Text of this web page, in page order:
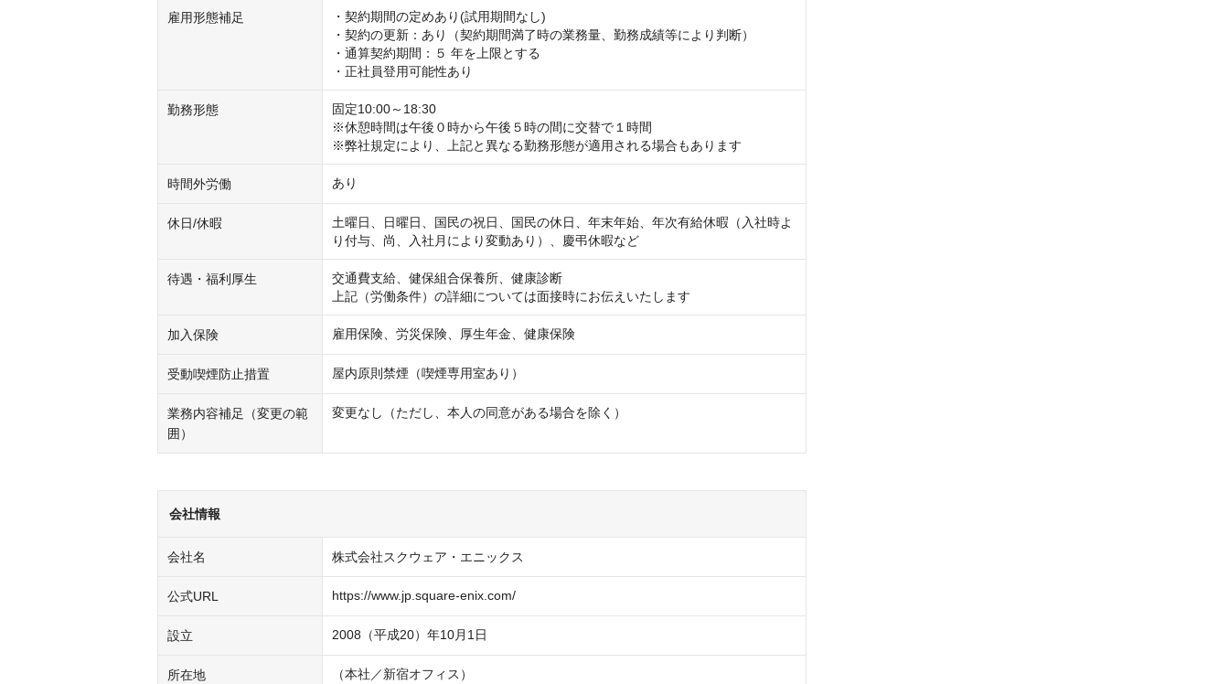
雇用形態補足
・契約期間の定めあり(試用期間なし)
・契約の更新：あり（契約期間満了時の業務量、勤務成績等により判断）
・通算契約期間：５ 年を上限とする
・正社員登用可能性あり
勤務形態
固定10:00～18:30
※休憩時間は午後０時から午後５時の間に交替で１時間
※弊社規定により、上記と異なる勤務形態が適用される場合もあります
時間外労働 あり
休日/休暇
土曜日、日曜日、国民の祝日、国民の休日、年末年始、年次有給休暇（入社時よ
り付与、尚、入社月により変動あり）、慶弔休暇など
待遇・福利厚生
交通費支給、健保組合保養所、健康診断
上記（労働条件）の詳細については面接時にお伝えいたします
加入保険 雇用保険、労災保険、厚生年金、健康保険
受動喫煙防止措置 屋内原則禁煙（喫煙専用室あり）
業務内容補足（変更の範
囲）
変更なし（ただし、本人の同意がある場合を除く）
会社情報
会社名 株式会社スクウェア・エニックス
公式URL https://www.jp.square-enix.com/
設立 2008（平成20）年10月1日
所在地
（本社／新宿オフィス）